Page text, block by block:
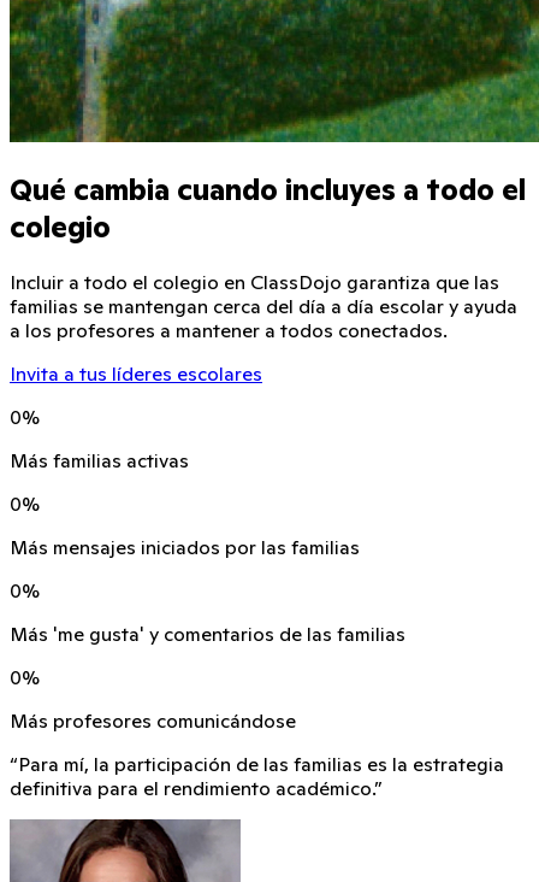
Qué cambia cuando incluyes a todo el
colegio
Incluir a todo el colegio en ClassDojo garantiza que las
familias se mantengan cerca del día a día escolar y ayuda
a los profesores a mantener a todos conectados.
Invita a tus líderes escolares
0%
Más familias activas
0%
Más mensajes iniciados por las familias
0%
Más 'me gusta' y comentarios de las familias
0%
Más profesores comunicándose
“Para mí, la participación de las familias es la estrategia
definitiva para el rendimiento académico.”